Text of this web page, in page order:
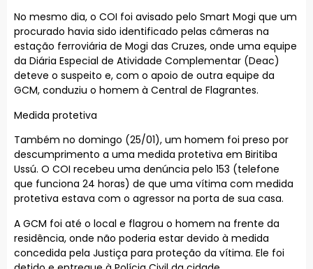
No mesmo dia, o COI foi avisado pelo Smart Mogi que um
procurado havia sido identificado pelas câmeras na
estação ferroviária de Mogi das Cruzes, onde uma equipe
da Diária Especial de Atividade Complementar (Deac)
deteve o suspeito e, com o apoio de outra equipe da
GCM, conduziu o homem à Central de Flagrantes.
Medida protetiva
Também no domingo (25/01), um homem foi preso por
descumprimento a uma medida protetiva em Biritiba
Ussú. O COI recebeu uma denúncia pelo 153 (telefone
que funciona 24 horas) de que uma vítima com medida
protetiva estava com o agressor na porta de sua casa.
A GCM foi até o local e flagrou o homem na frente da
residência, onde não poderia estar devido à medida
concedida pela Justiça para proteção da vítima. Ele foi